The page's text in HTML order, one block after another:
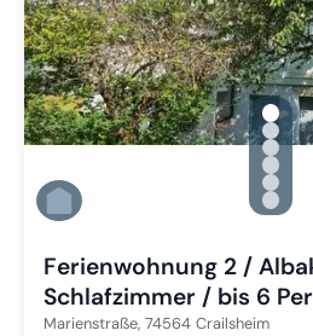
Zu
Zu
Zu
Zu
Zu
Zu
Ferienwohnung 2 /
Schlafzimmer / bis 6
Marienstraße, 74564 Crailsheim